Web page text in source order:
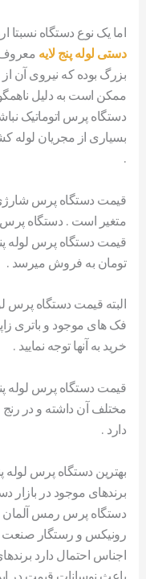
اما یک نوع دستگاه نسبتا
دستی لوله پنج لایه معروف
بزرگ بوده که نیروی آن
ممکن است به دلیل
دستگاه پرس اتوماتیک
بسیاری از مجریان لوله
.
تومان به فروش میرسد .
البته قیمت دستگاه پرس
فک های موجود و باتری
خرید به آنها توجه نمایید .
قیمت دستگاه پرس لوله
دارد .
بهترین دستگاه پرس لوله
برندهای موجود در بازار
دستگاه پرس رمس آلمان ,
رونیکس و رستگار صنعت
اجناس احتمال دارد
باعث نوسانات قیمت در